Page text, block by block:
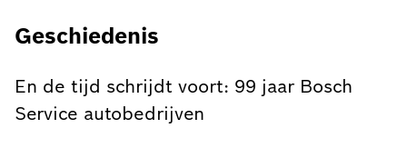
Geschiedenis
En de tijd schrijdt voort: 99 jaar Bosch
Service autobedrijven